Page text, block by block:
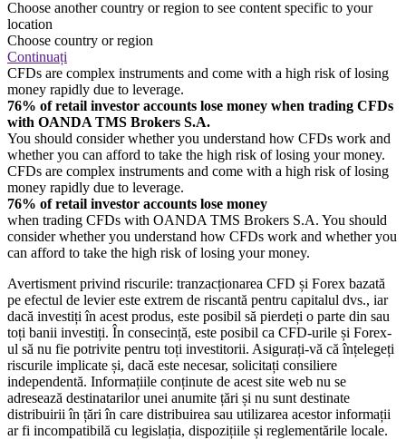
Choose another country or region to see content specific to your
location
Choose country or region
Continuați
CFDs are complex instruments and come with a high risk of losing
money rapidly due to leverage.
76% of retail investor accounts lose money when trading CFDs
with OANDA TMS Brokers S.A.
You should consider whether you understand how CFDs work and
whether you can afford to take the high risk of losing your money.
CFDs are complex instruments and come with a high risk of losing
money rapidly due to leverage.
76% of retail investor accounts lose money
when trading CFDs with OANDA TMS Brokers S.A. You should
consider whether you understand how CFDs work and whether you
can afford to take the high risk of losing your money.
Avertisment privind riscurile: tranzacționarea CFD și Forex bazată
pe efectul de levier este extrem de riscantă pentru capitalul dvs., iar
dacă investiți în acest produs, este posibil să pierdeți o parte din sau
toți banii investiți. În consecință, este posibil ca CFD-urile și Forex-
ul să nu fie potrivite pentru toți investitorii. Asigurați-vă că înțelegeți
riscurile implicate și, dacă este necesar, solicitați consiliere
independentă. Informațiile conținute de acest site web nu se
adresează destinatarilor unei anumite țări și nu sunt destinate
distribuirii în țări în care distribuirea sau utilizarea acestor informații
ar fi incompatibilă cu legislația, dispozițiile și reglementările locale.